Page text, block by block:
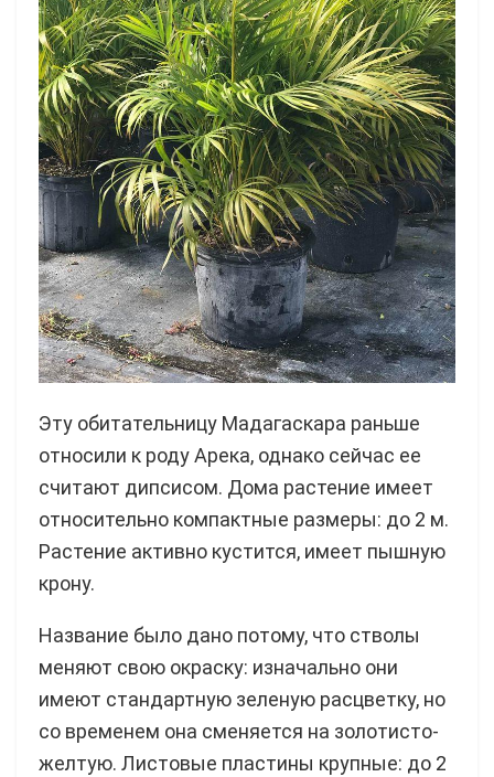
Эту обитательницу Мадагаскара раньше
относили к роду Арека, однако сейчас ее
считают дипсисом. Дома растение имеет
относительно компактные размеры: до 2 м.
Растение активно кустится, имеет пышную
крону.
Название было дано потому, что стволы
меняют свою окраску: изначально они
имеют стандартную зеленую расцветку, но
со временем она сменяется на золотисто-
желтую. Листовые пластины крупные: до 2